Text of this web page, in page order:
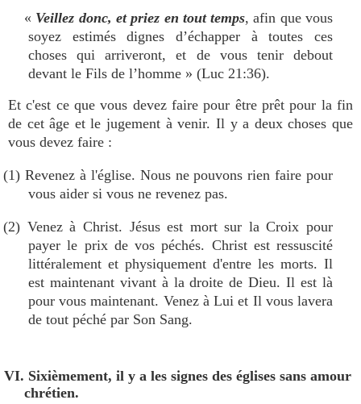
« Veillez donc, et priez en tout temps, afin que vous
soyez estimés dignes d’échapper à toutes ces
choses qui arriveront, et de vous tenir debout
devant le Fils de l’homme » (Luc 21:36).
Et c'est ce que vous devez faire pour être prêt pour la fin
de cet âge et le jugement à venir. Il y a deux choses que
vous devez faire :
(1) Revenez à l'église. Nous ne pouvons rien faire pour
vous aider si vous ne revenez pas.
(2) Venez à Christ. Jésus est mort sur la Croix pour
payer le prix de vos péchés. Christ est ressuscité
littéralement et physiquement d'entre les morts. Il
est maintenant vivant à la droite de Dieu. Il est là
pour vous maintenant. Venez à Lui et Il vous lavera
de tout péché par Son Sang.
VI. Sixièmement, il y a les signes des églises sans amour
chrétien.